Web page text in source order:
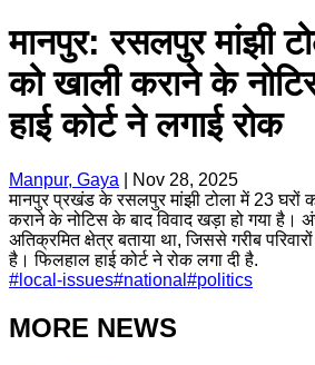
मानपुर: रसलपुर मांझी
को खाली कराने के
हाई कोर्ट ने लगाई रोक
Manpur, Gaya
Nov 28, 2025
मानपुर प्रखंड के रसलपुर मांझी टोला में 23 घरों
कराने के नोटिस के बाद विवाद खड़ा हो गया है।
अतिक्रमित क्षेत्र बताया था, जिससे गरीब
है। फिलहाल हाई कोर्ट ने रोक लगा दी है.
# local-issues#national #politics
MORE NEWS